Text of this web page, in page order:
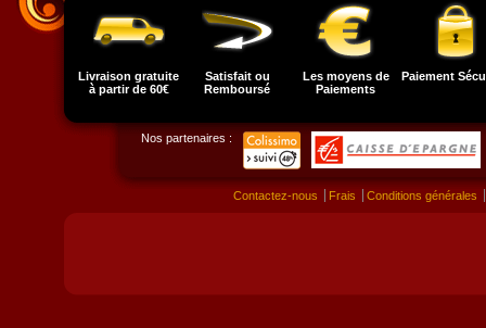
Livraison gratuite
à partir de 60€
Satisfait ou
Remboursé
Les moyens de
Paiements
Paiement
Nos partenaires :
Contactez-nous Frais Conditions générales